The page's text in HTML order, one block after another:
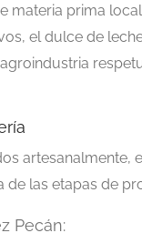
materia prima
el dulce de
artesanalmente,
de las etapas de
Pecán: